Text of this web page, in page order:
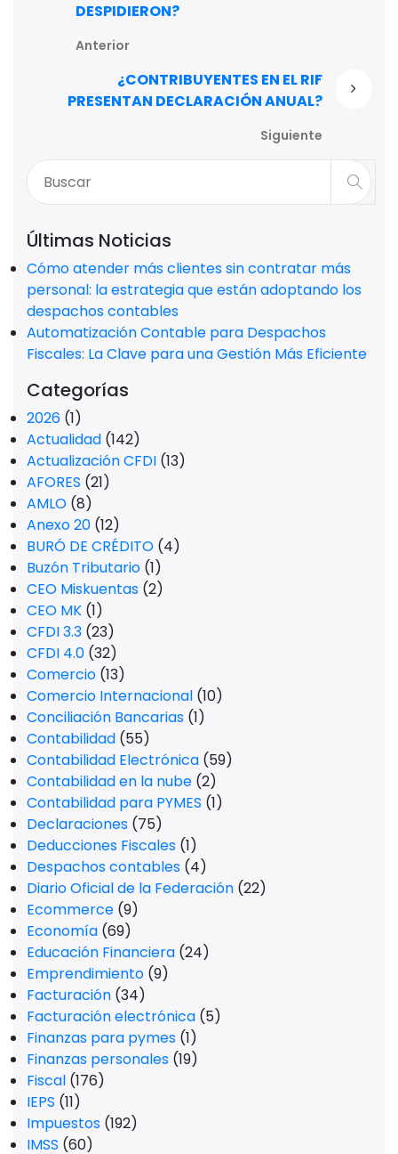
DESPIDIERON?
Anterior
¿CONTRIBUYENTES EN EL RIF
PRESENTAN DECLARACIÓN ANUAL?
Siguiente
Últimas Noticias
Cómo atender más clientes sin contratar más
personal: la estrategia que están adoptando los
despachos contables
Automatización Contable para Despachos
Fiscales: La Clave para una Gestión Más Eficiente
Categorías
2026 (1)
Actualidad (142)
Actualización CFDI (13)
AFORES (21)
AMLO (8)
Anexo 20 (12)
BURÓ DE CRÉDITO (4)
Buzón Tributario (1)
CEO Miskuentas (2)
CEO MK (1)
CFDI 3.3 (23)
CFDI 4.0 (32)
Comercio (13)
Comercio Internacional (10)
Conciliación Bancarias (1)
Contabilidad (55)
Contabilidad Electrónica (59)
Contabilidad en la nube (2)
Contabilidad para PYMES (1)
Declaraciones (75)
Deducciones Fiscales (1)
Despachos contables (4)
Diario Oficial de la Federación (22)
Ecommerce (9)
Economía (69)
Educación Financiera (24)
Emprendimiento (9)
Facturación (34)
Facturación electrónica (5)
Finanzas para pymes (1)
Finanzas personales (19)
Fiscal (176)
IEPS (11)
Impuestos (192)
IMSS (60)